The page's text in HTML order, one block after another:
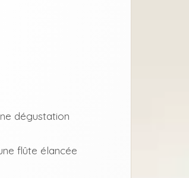
dégustation
flûte élancée